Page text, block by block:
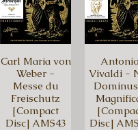
Carl Maria von
Weber -
Messe du
Freischutz
[Compact
Disc] AMS43
Vivaldi -
Disc]